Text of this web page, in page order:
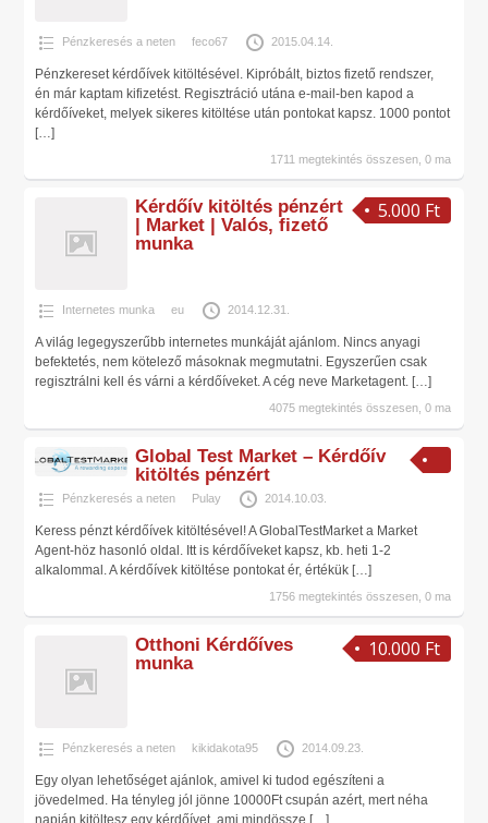
Pénzkeresés a neten feco67 2015.04.14.
Pénzkereset kérdőívek kitöltésével. Kipróbált, biztos fizető rendszer,
én már kaptam kifizetést. Regisztráció utána e-mail-ben kapod a
kérdőíveket, melyek sikeres kitöltése után pontokat kapsz. 1000 pontot
[…]
1711 megtekintés összesen, 0 ma
5.000 Ft
Kérdőív kitöltés pénzért
| Market | Valós, fizető
munka
Internetes munka eu 2014.12.31.
A világ legegyszerűbb internetes munkáját ajánlom. Nincs anyagi
befektetés, nem kötelező másoknak megmutatni. Egyszerűen csak
regisztrálni kell és várni a kérdőíveket. A cég neve Marketagent. […]
4075 megtekintés összesen, 0 ma
Global Test Market – Kérdőív
kitöltés pénzért
Pénzkeresés a neten Pulay 2014.10.03.
Keress pénzt kérdőívek kitöltésével! A GlobalTestMarket a Market
Agent-höz hasonló oldal. Itt is kérdőíveket kapsz, kb. heti 1-2
alkalommal. A kérdőívek kitöltése pontokat ér, értékük […]
1756 megtekintés összesen, 0 ma
10.000 Ft
Otthoni Kérdőíves
munka
Pénzkeresés a neten kikidakota95 2014.09.23.
Egy olyan lehetőséget ajánlok, amivel ki tudod egészíteni a
jövedelmed. Ha tényleg jól jönne 10000Ft csupán azért, mert néha
napján kitöltesz egy kérdőívet, ami mindössze […]